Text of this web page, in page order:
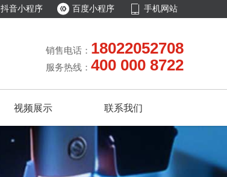
抖音小程序  百度小程序  手机网站
销售电话： 18022052708
服务热线： 400 000 8722
视频展示 联系我们